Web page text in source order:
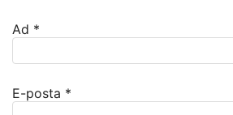
Ad *
E-posta *